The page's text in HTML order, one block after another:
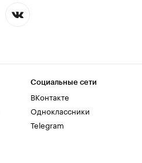
Социальные сети
ВКонтакте
Одноклассники
Telegram